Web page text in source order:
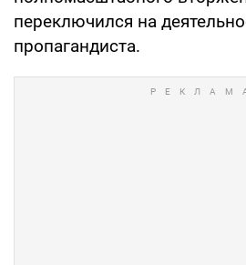
переключился на
пропагандиста.